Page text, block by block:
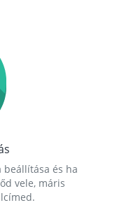
beállítása és ha
vele, máris